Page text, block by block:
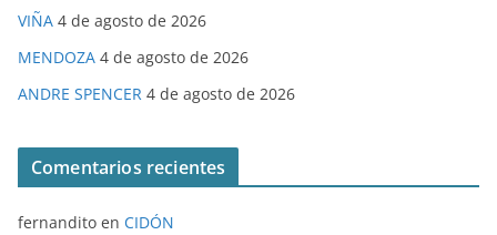
VIÑA 4 de agosto de 2026
MENDOZA 4 de agosto de 2026
ANDRE SPENCER 4 de agosto de 2026
Comentarios recientes
fernandito en CIDÓN